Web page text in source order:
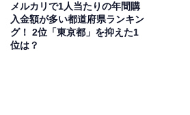
示されます。
メルカリで1人当たりの年間購
入金額が多い都道府県ランキン
グ！ 2位「東京都」を抑えた1
位は？